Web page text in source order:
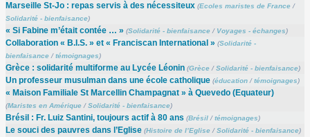
Marseille St-Jo : repas servis à des nécessiteux (Ecoles maristes de France/
Solidarité - bienfaisance)
« Si Fabine m’était contée … » (Solidarité - bienfaisance/ Voyages - échanges)
Collaboration « B.I.S. » et « Franciscan International » (Solidarité -
bienfaisance/témoignages)
Grèce : solidarité multiforme au Lycée Léonin (Grèce/Solidarité - bienfaisance)
Un professeur musulman dans une école catholique (éducation/témoignages)
« Maison Familiale St Marcellin Champagnat » à Quevedo (Equateur)
(Maristes en Amérique/Solidarité - bienfaisance)
Brésil : Fr. Luiz Santini, toujours actif à 80 ans (Brésil/témoignages)
Le souci des pauvres dans l’Eglise (Histoire de l’Eglise/Solidarité - bienfaisance)